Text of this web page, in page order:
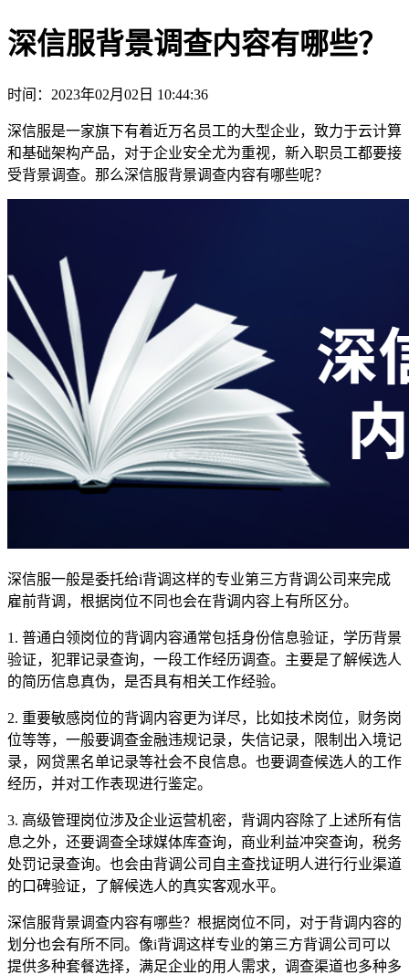
深信服背景调查内容有哪些？
时间：2023年02月02日 10:44:36
深信服是一家旗下有着近万名员工的大型企业，致力于云计算
和基础架构产品，对于企业安全尤为重视，新入职员工都要接
受背景调查。那么深信服背景调查内容有哪些呢？
深信服一般是委托给i背调这样的专业第三方背调公司来完成
雇前背调，根据岗位不同也会在背调内容上有所区分。
1. 普通白领岗位的背调内容通常包括身份信息验证，学历背景
验证，犯罪记录查询，一段工作经历调查。主要是了解候选人
的简历信息真伪，是否具有相关工作经验。
2. 重要敏感岗位的背调内容更为详尽，比如技术岗位，财务岗
位等等，一般要调查金融违规记录，失信记录，限制出入境记
录，网贷黑名单记录等社会不良信息。也要调查候选人的工作
经历，并对工作表现进行鉴定。
3. 高级管理岗位涉及企业运营机密，背调内容除了上述所有信
息之外，还要调查全球媒体库查询，商业利益冲突查询，税务
处罚记录查询。也会由背调公司自主查找证明人进行行业渠道
的口碑验证，了解候选人的真实客观水平。
深信服背景调查内容有哪些？根据岗位不同，对于背调内容的
划分也会有所不同。像i背调这样专业的第三方背调公司可以
提供多种套餐选择，满足企业的用人需求，调查渠道也多种多